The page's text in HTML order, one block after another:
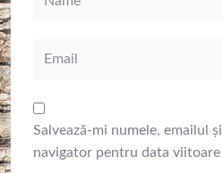
Salvează-mi numele, emailul
navigator pentru data viitoare